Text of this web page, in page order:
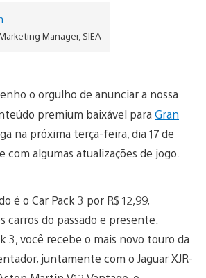
Manager, SIEA
o orgulho de anunciar a nossa
premium baixável para Gran
na próxima terça-feira, dia 17 de
algumas atualizações de jogo.
é o Car Pack 3 por R$ 12,99,
carros do passado e presente.
3, você recebe o mais novo touro da
juntamente com o Jaguar XJR-